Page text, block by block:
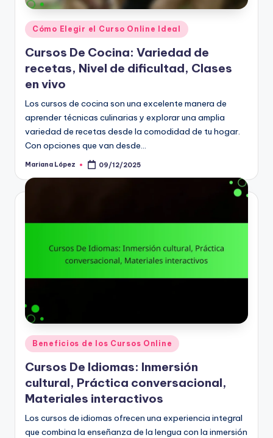
Posted
in
Cómo Elegir el Curso Online Ideal
Cursos De Cocina: Variedad de
recetas, Nivel de dificultad, Clases
en vivo
Los cursos de cocina son una excelente manera de
aprender técnicas culinarias y explorar una amplia
variedad de recetas desde la comodidad de tu hogar.
Con opciones que van desde…
Posted
Mariana López 09/12/2025
Posted
Beneficios de los Cursos Online
Cursos De Idiomas: Inmersión
cultural, Práctica conversacional,
Materiales interactivos
Los cursos de idiomas ofrecen una experiencia integral
que combina la enseñanza de la lengua con la inmersión